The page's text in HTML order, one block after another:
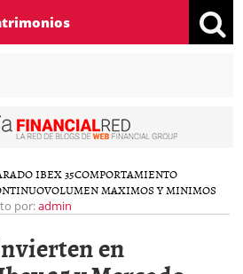
IBEX 35COMPORTAMIENTO
VOLUMEN MAXIMOS Y MINIMOS
por:admin
en